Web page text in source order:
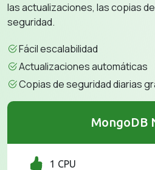
las actualizaciones, las copias
seguridad.
Fácil escalabilidad
Actualizaciones automáticas
Copias de seguridad diarias
MongoDB
1 CPU